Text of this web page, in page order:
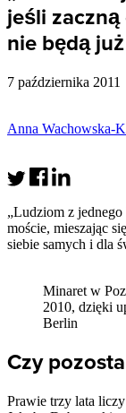
jeśli
nie będą
7 października 2011
Anna Wachowska-
„Ludziom z
moście, mieszając
siebie samych i dla
Minaret w
2010, dzięki
Berlin
Czy
Prawie trzy lata